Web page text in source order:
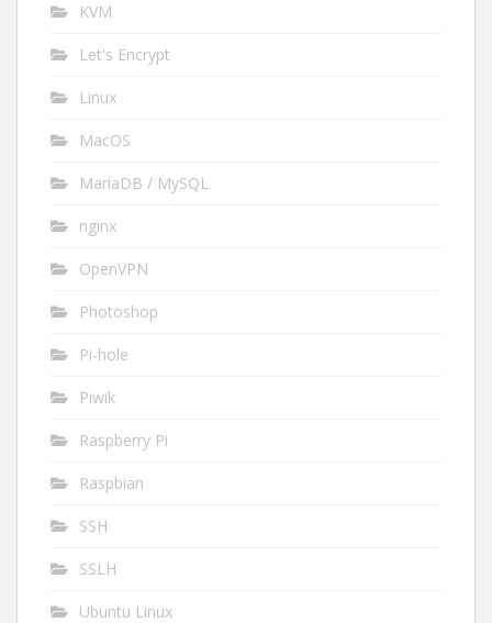
KVM
Let's Encrypt
Linux
MacOS
MariaDB / MySQL
nginx
OpenVPN
Photoshop
Pi-hole
Piwik
Raspberry Pi
Raspbian
SSH
SSLH
Ubuntu Linux